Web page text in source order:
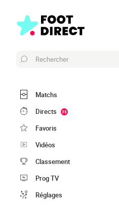
Rechercher
Matchs
Directs
35
Favoris
Vidéos
Classement
Prog TV
Réglages